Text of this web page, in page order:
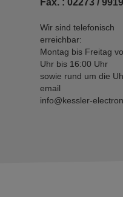
Fax. : 02273 /
Wir sind telefonisch
erreichbar:
Montag bis Freitag
Uhr bis 16:00 Uhr
sowie rund um die
email
info@kessler-